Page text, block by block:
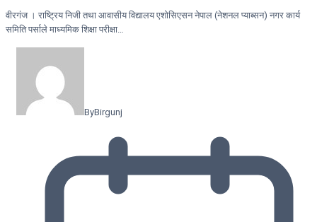
वीरगंज । राष्ट्रिय निजी तथा आवासीय विद्यालय एशोसिएसन नेपाल (नेशनल प्याब्सन) नगर कार्य
समिति पर्साले माध्यमिक शिक्षा परीक्षा…
ByBirgunj